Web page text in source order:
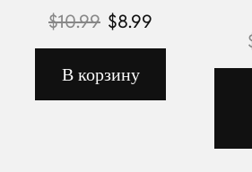
$10.99 $8.99
В корзину